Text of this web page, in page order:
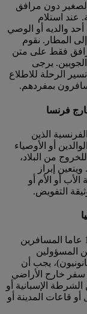
دون مرافق
عند استلام
والديه أو الوصي
المطار. نقوم
فقط على متن
يرجى
الرحلة للاطلاع
بمفردهم.
فرنسا
الذين
أو الأوصياء
من البلاد،
إبراز
أو الأم أو
التفويض.
بالنسبة إلى القاصرين الإسبان ما دون 18 عاما المسافرين
المسؤولين
يجب أن
سفر خارج الأراضي
الإسبانية أو
قاعات المدينة أو